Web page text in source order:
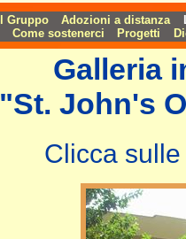
Il Gruppo Adozioni a distanza
Come sostenerci
Progetti
Galleria
"St. John's
Clicca